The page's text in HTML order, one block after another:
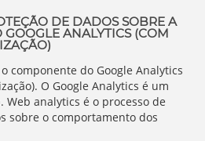
DE DADOS SOBRE A
ANALYTICS (COM
componente do Google Analytics
O Google Analytics é um
Web analytics é o processo de
sobre o comportamento dos